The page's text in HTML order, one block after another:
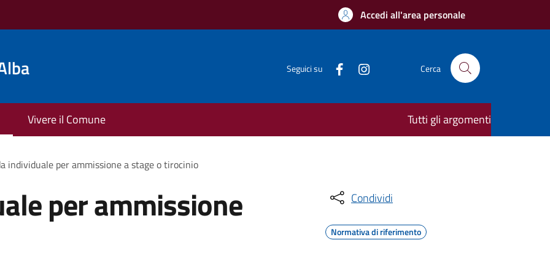
Accedi all'area personale
Seguici su Cerca
Vivere il Comune Tutti gli argomenti
individuale per ammissione a stage o tirocinio
per ammissione Condividi
Normativa di riferimento